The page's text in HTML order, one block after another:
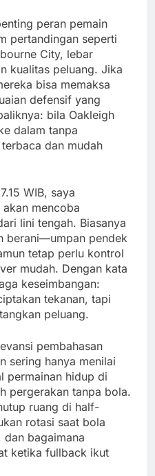
peran pemain
pertandingan seperti
City, lebar
kualitas peluang. Jika
bisa memaksa
defensif yang
bila Oakleigh
dalam tanpa
dan mudah
WIB, saya
mencoba
lini tengah. Biasanya
berani—umpan pendek
tetap perlu kontrol
mudah. Dengan kata
keseimbangan:
tekanan, tapi
peluang.
pembahasan
sering hanya menilai
permainan hidup di
pergerakan tanpa bola.
ruang di half-
rotasi saat bola
bagaimana
ketika fullback ikut